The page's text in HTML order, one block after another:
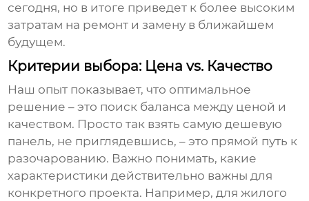
сегодня, но в итоге приведет к более высоким
затратам на ремонт и замену в ближайшем
будущем.
Критерии выбора: Цена vs. Качество
Наш опыт показывает, что оптимальное
решение – это поиск баланса между ценой и
качеством. Просто так взять самую дешевую
панель, не приглядевшись, – это прямой путь к
разочарованию. Важно понимать, какие
характеристики действительно важны для
конкретного проекта. Например, для жилого